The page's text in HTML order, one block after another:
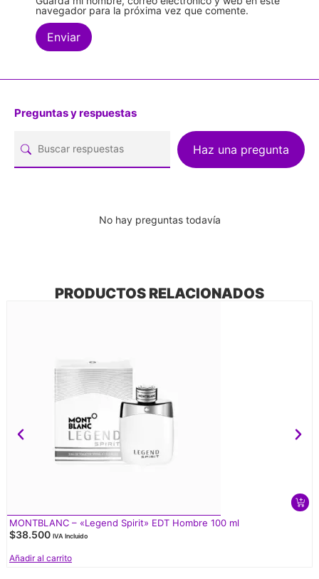
navegador para la próxima vez que comente.
Preguntas y respuestas
Haz una pregunta
No hay preguntas todavía
PRODUCTOS RELACIONADOS
MONTBLANC – «Legend Spirit» EDT Hombre 100 ml
$38.500 IVA Incluido
Añadir al carrito